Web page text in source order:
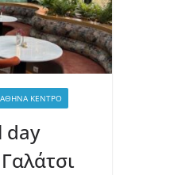
ΑΘΉΝΑ ΚΈΝΤΡΟ
day